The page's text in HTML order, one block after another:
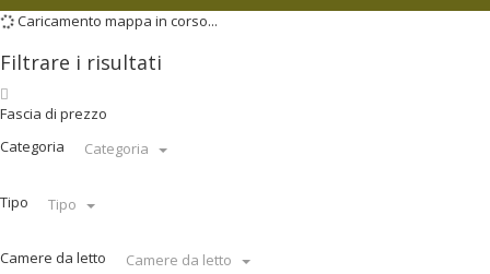
Caricamento mappa in corso...
Filtrare i risultati
Fascia di prezzo
Categoria
Categoria
Tipo Tipo
Camere da letto Camere da letto